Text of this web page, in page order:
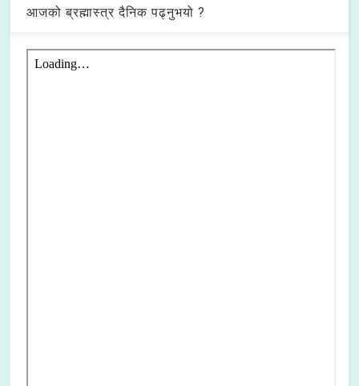
आजको ब्रह्मास्त्र दैनिक पढ्नुभयो ?